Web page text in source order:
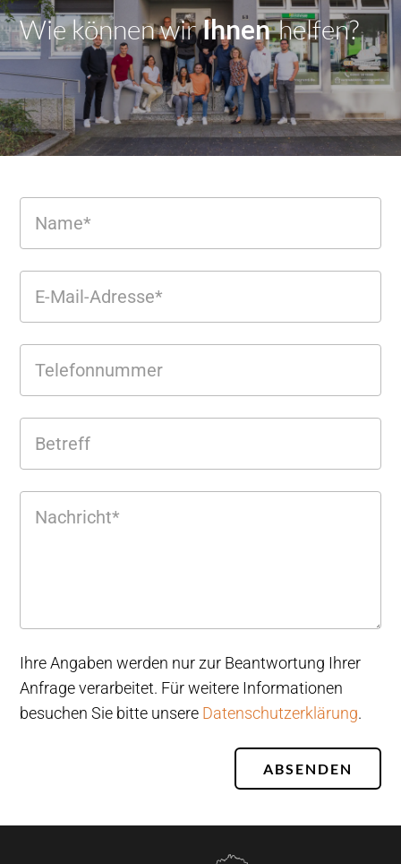
Wie können wirDir|helfen?
Ihre Angaben werden nur zur Beantwortung Ihrer
Anfrage verarbeitet. Für weitere Informationen
besuchen Sie bitte unsere Datenschutzerklärung.
ABSENDEN